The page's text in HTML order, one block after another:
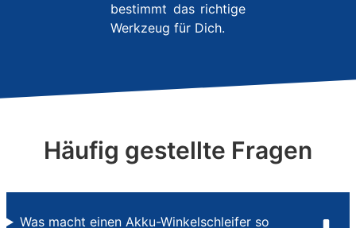
bestimmt das richtige
Werkzeug für Dich.
Häufig gestellte Fragen
Was macht einen Akku-Winkelschleifer so